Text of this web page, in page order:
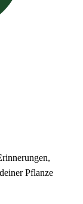
Pflanze